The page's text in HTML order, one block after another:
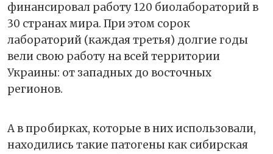
финансировал работу 120 биолабораторий в
30 странах мира. При этом сорок
лабораторий (каждая третья) долгие годы
вели свою работу на всей территории
Украины: от западных до восточных
регионов.
А в пробирках, которые в них использовали,
находились такие патогены как сибирская